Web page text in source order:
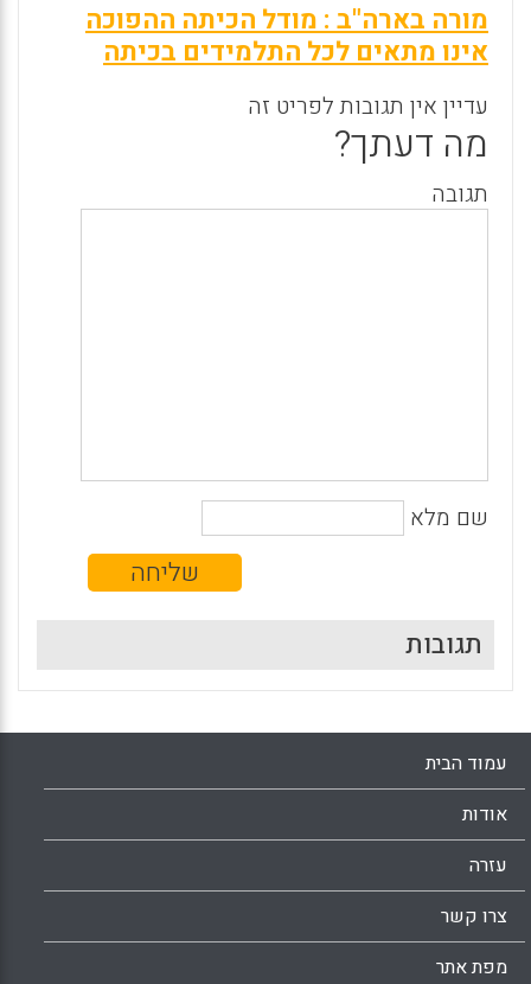
מורה בארה"ב : מודל הכיתה ההפוכה
אינו מתאים לכל התלמידים בכיתה
עדיין אין תגובות לפריט זה
מה דעתך?
תגובה
שם מלא
תגובות
עמוד הבית
אודות
עזרה
צרו קשר
מפת אתר